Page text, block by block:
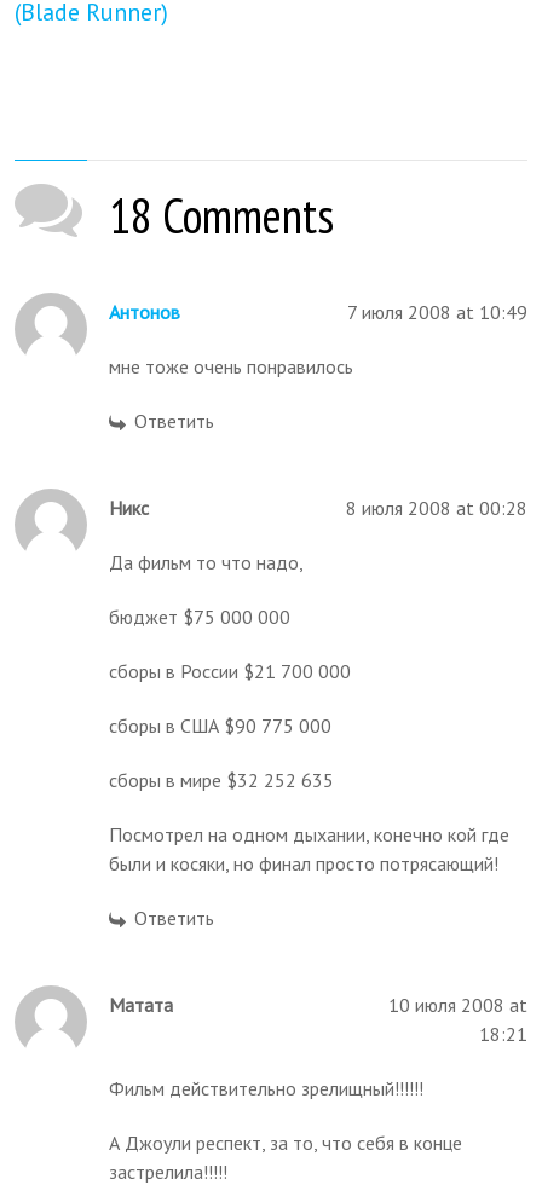
(Blade Runner)
18 Comments
Антонов 7 июля 2008 at 10:49
мне тоже очень понравилось
Ответить
Никс 8 июля 2008 at 00:28
Да фильм то что надо,
бюджет $75 000 000
сборы в России $21 700 000
сборы в США $90 775 000
сборы в мире $32 252 635
Посмотрел на одном дыхании, конечно кой где
были и косяки, но финал просто потрясающий!
Ответить
Матата
10 июля 2008 at
18:21
Фильм действительно зрелищный!!!!!!
А Джоули респект, за то, что себя в конце
застрелила!!!!!